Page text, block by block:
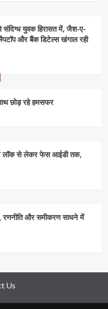
युवक हिरासत में, जैश-ए-
और बैंक डिटेल्स खंगाल रही
छोड़ रहे हमसफर
लॉक से लेकर फेस आईडी तक,
रणनीति और समीकरण साधने में
Us